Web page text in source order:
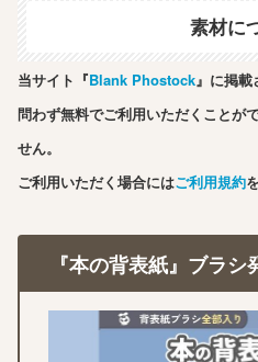
素材に
当サイト『Blank Phostock』に掲載
問わず無料でご利用いただくことが
せん。
ご利用いただく場合にはご利用規約
『本の背表紙』ブラシ